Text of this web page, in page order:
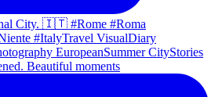
Beautiful moments